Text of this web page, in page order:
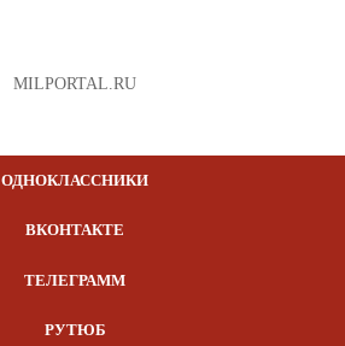
MILPORTAL.RU
ОДНОКЛАССНИКИ
ВКОНТАКТЕ
ТЕЛЕГРАММ
РУТЮБ